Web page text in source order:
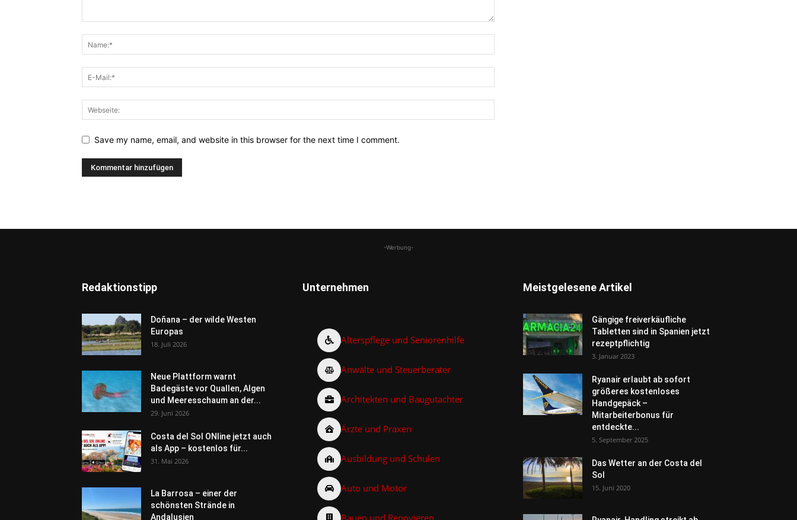
Save my name, email, and website in this browser for the next time I comment.
-Werbung-
Redaktionstipp
Doñana – der wilde Westen
Europas
18. Juli 2026
Neue Plattform warnt
Badegäste vor Quallen, Algen
und Meeresschaum an der...
29. Juni 2026
Costa del Sol ONline jetzt auch
als App – kostenlos für...
31. Mai 2026
La Barrosa – einer der
schönsten Strände in
Andalusien
Unternehmen
Alterspflege und Seniorenhilfe
Anwälte und Steuerberater
Architekten und Baugutachter
Ärzte und Praxen
Ausbildung und Schulen
Auto und Motor
Meistgelesene Artikel
Gängige freiverkäufliche
Tabletten sind in Spanien jetzt
rezeptpflichtig
3. Januar 2023
Ryanair erlaubt ab sofort
größeres kostenloses
Handgepäck –
Mitarbeiterbonus für
entdeckte...
5. September 2025
Das Wetter an der Costa del
Sol
15. Juni 2020